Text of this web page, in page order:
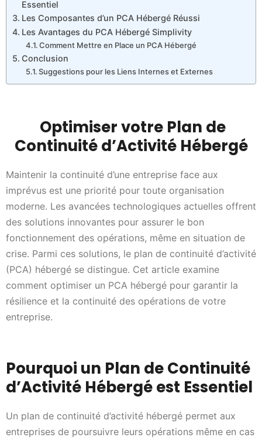
Essentiel
Les Composantes d’un PCA Hébergé Réussi
Les Avantages du PCA Hébergé Simplivity
Comment Mettre en Place un PCA Hébergé
Conclusion
Suggestions pour les Liens Internes et Externes
Optimiser votre Plan de
Continuité d’Activité Hébergé
Maintenir la continuité d’une entreprise face aux
imprévus est une priorité pour toute organisation
moderne. Les avancées technologiques actuelles offrent
des solutions innovantes pour assurer le bon
fonctionnement des opérations, même en situation de
crise. Parmi ces solutions, le plan de continuité d’activité
(PCA) hébergé se distingue. Cet article examine
comment optimiser un PCA hébergé pour garantir la
résilience et la continuité des opérations de votre
entreprise.
Pourquoi un Plan de Continuité
d’Activité Hébergé est Essentiel
Un plan de continuité d’activité hébergé permet aux
entreprises de poursuivre leurs opérations même en cas